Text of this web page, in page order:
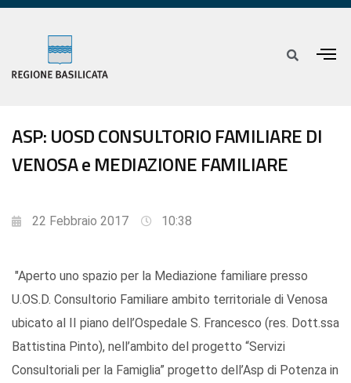
ASP: UOSD CONSULTORIO FAMILIARE DI
VENOSA e MEDIAZIONE FAMILIARE
22 Febbraio 2017 10:38
"Aperto uno spazio per la Mediazione familiare presso
U.OS.D. Consultorio Familiare ambito territoriale di Venosa
ubicato al II piano dell’Ospedale S. Francesco (res. Dott.ssa
Battistina Pinto), nell’ambito del progetto “Servizi
Consultoriali per la Famiglia” progetto dell’Asp di Potenza in